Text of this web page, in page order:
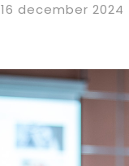
16 december 2024